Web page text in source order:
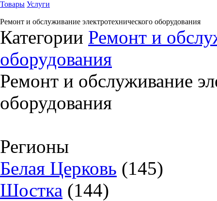
Товары Услуги
Ремонт и обслуживание электротехнического оборудования
Категории Ремонт и
оборудования
Ремонт и обслуживание
оборудования
Регионы
Белая Церковь (145)
Шостка (144)